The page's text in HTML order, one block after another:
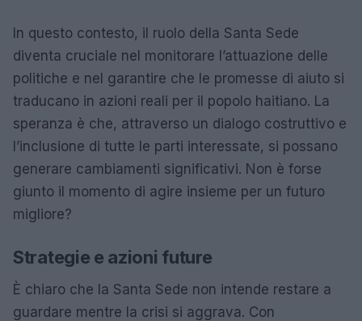
In questo contesto, il ruolo della Santa Sede
diventa cruciale nel monitorare l’attuazione delle
politiche e nel garantire che le promesse di aiuto si
traducano in azioni reali per il popolo haitiano. La
speranza è che, attraverso un dialogo costruttivo e
l’inclusione di tutte le parti interessate, si possano
generare cambiamenti significativi. Non è forse
giunto il momento di agire insieme per un futuro
migliore?
Strategie e azioni future
È chiaro che la Santa Sede non intende restare a
guardare mentre la crisi si aggrava. Con